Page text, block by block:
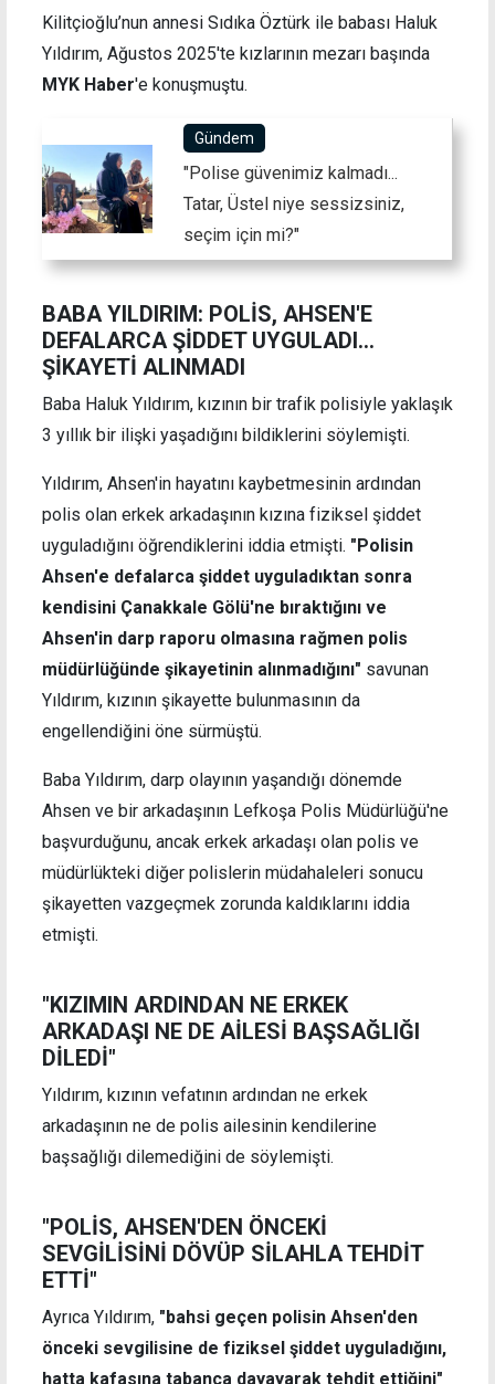
Kilitçioğlu’nun annesi Sıdıka Öztürk ile babası Haluk
Yıldırım, Ağustos 2025'te kızlarının mezarı başında
MYK Haber'e konuşmuştu.
Gündem
"Polise güvenimiz kalmadı...
Tatar, Üstel niye sessizsiniz,
seçim için mi?"
BABA YILDIRIM: POLİS, AHSEN'E
DEFALARCA ŞİDDET UYGULADI…
ŞİKAYETİ ALINMADI
Baba Haluk Yıldırım, kızının bir trafik polisiyle yaklaşık
3 yıllık bir ilişki yaşadığını bildiklerini söylemişti.
Yıldırım, Ahsen'in hayatını kaybetmesinin ardından
polis olan erkek arkadaşının kızına fiziksel şiddet
uyguladığını öğrendiklerini iddia etmişti. "Polisin
Ahsen'e defalarca şiddet uyguladıktan sonra
kendisini Çanakkale Gölü'ne bıraktığını ve
Ahsen'in darp raporu olmasına rağmen polis
müdürlüğünde şikayetinin alınmadığını" savunan
Yıldırım, kızının şikayette bulunmasının da
engellendiğini öne sürmüştü.
Baba Yıldırım, darp olayının yaşandığı dönemde
Ahsen ve bir arkadaşının Lefkoşa Polis Müdürlüğü'ne
başvurduğunu, ancak erkek arkadaşı olan polis ve
müdürlükteki diğer polislerin müdahaleleri sonucu
şikayetten vazgeçmek zorunda kaldıklarını iddia
etmişti.
"KIZIMIN ARDINDAN NE ERKEK
ARKADAŞI NE DE AİLESİ BAŞSAĞLIĞI
DİLEDİ"
Yıldırım, kızının vefatının ardından ne erkek
arkadaşının ne de polis ailesinin kendilerine
başsağlığı dilemediğini de söylemişti.
"POLİS, AHSEN'DEN ÖNCEKİ
SEVGİLİSİNİ DÖVÜP SİLAHLA TEHDİT
ETTİ"
Ayrıca Yıldırım, "bahsi geçen polisin Ahsen'den
önceki sevgilisine de fiziksel şiddet uyguladığını,
hatta kafasına tabanca dayayarak tehdit ettiğini"